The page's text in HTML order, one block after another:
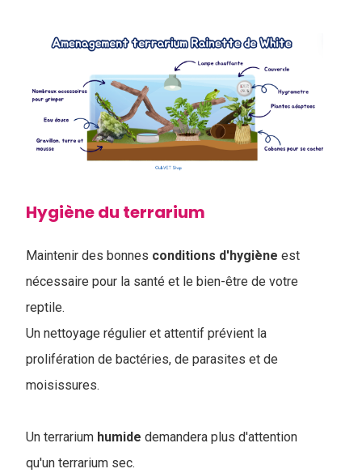
Hygiène du terrarium
Maintenir des bonnes conditions d'hygiène est
nécessaire pour la santé et le bien-être de votre
reptile.
Un nettoyage régulier et attentif prévient la
prolifération de bactéries, de parasites et de
moisissures.
Un terrarium humide demandera plus d'attention
qu'un terrarium sec.